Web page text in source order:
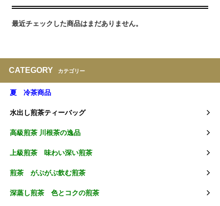
最近チェックした商品はまだありません。
CATEGORY カテゴリー
夏 冷茶商品
水出し煎茶ティーバッグ
高級煎茶 川根茶の逸品
上級煎茶 味わい深い煎茶
煎茶 がぶがぶ飲む煎茶
深蒸し煎茶 色とコクの煎茶